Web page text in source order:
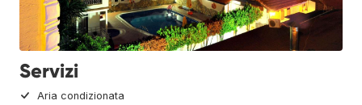
Servizi
Aria condizionata